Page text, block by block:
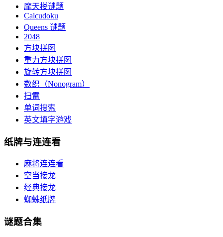
摩天楼谜题
Calcudoku
Queens 谜题
2048
方块拼图
重力方块拼图
旋转方块拼图
数织（Nonogram）
扫雷
单词搜索
英文填字游戏
纸牌与连连看
麻将连连看
空当接龙
经典接龙
蜘蛛纸牌
谜题合集